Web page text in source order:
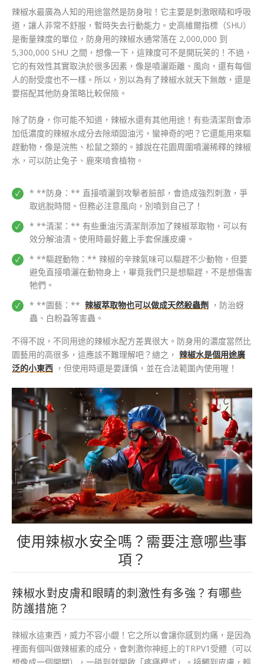
辣椒水最廣為人知的用途當然是防身啦！它主要是刺激眼睛和呼吸
道，讓人非常不舒服，暫時失去行動能力。史高維爾指標（SHU）
是衡量辣度的單位，防身用的辣椒水通常落在 2,000,000 到
5,300,000 SHU 之間，想像一下，這辣度可不是開玩笑的！不過，
它的有效性其實取決於很多因素，像是噴灑距離、風向，還有每個
人的耐受度也不一樣。所以，別以為有了辣椒水就天下無敵，還是
要搭配其他防身策略比較保險。
除了防身，你可能不知道，辣椒水還有其他用途！有些清潔劑會添
加低濃度的辣椒水成分去除頑固油污，蠻神奇的吧？它還能用來驅
趕動物，像是浣熊、松鼠之類的。據說在花園周圍噴灑稀釋的辣椒
水，可以防止兔子、鹿來啃食植物。
* **防身：** 直接噴灑到攻擊者臉部，會造成強烈刺激，爭
取逃脫時間。但務必注意風向，別噴到自己了！
* **清潔：** 有些重油污清潔劑添加了辣椒萃取物，可以有
效分解油漬。使用時最好戴上手套保護皮膚。
* **驅趕動物：** 辣椒的辛辣氣味可以驅趕不少動物，但要
避免直接噴灑在動物身上，畢竟我們只是想驅趕，不是想傷害
牠們。
* **園藝：** 辣椒萃取物也可以做成天然殺蟲劑 ，防治蚜
蟲、白粉蝨等害蟲。
不得不說，不同用途的辣椒水配方差異很大。防身用的濃度當然比
園藝用的高很多，這應該不難理解吧？總之， 辣椒水是個用途廣
泛的小東西 ，但使用時還是要謹慎，並在合法範圍內使用喔！
使用辣椒水安全嗎？需要注意哪些事
項？
辣椒水對皮膚和眼睛的刺激性有多強？有哪些
防護措施？
辣椒水這東西，威力不容小覷！它之所以會讓你感到灼痛，是因為
裡面有個叫做辣椒素的成分，會刺激你神經上的TRPV1受體（可以